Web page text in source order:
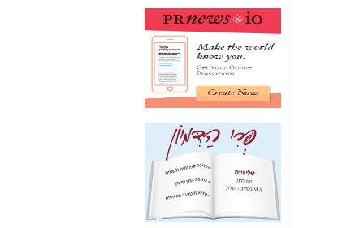
תקשורת עזר לקב'
בזק? -כאן
מה מקור ה-Fake
News שהביא לתפירת
תיק לביבי והעלמת
החשודים הנכונים -כאן
אחת הרגליים של "תיק
4000 התפור"
התמוטטה היום
בניצחון (כפול) של בזק
-
כאן
איך כתבות מפנקות